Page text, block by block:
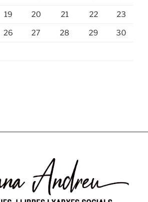
19 20 21 22 23
26 27 28 29 30